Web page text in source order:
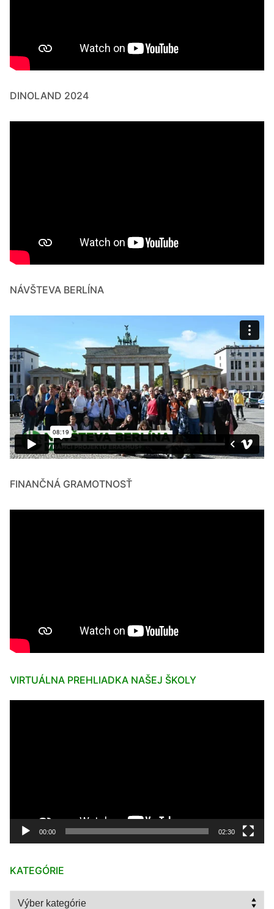
DINOLAND 2024
NÁVŠTEVA BERLÍNA
FINANČNÁ GRAMOTNOSŤ
VIRTUÁLNA PREHLIADKA NAŠEJ ŠKOLY
00:00 02:30
KATEGÓRIE
Kategórie